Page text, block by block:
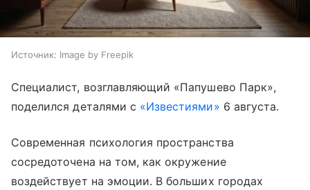
Источник: Image by Freepik
Специалист, возглавляющий «Папушево Парк»,
поделился деталями с «Известиями» 6 августа.
Современная психология пространства
сосредоточена на том, как окружение
воздействует на эмоции. В больших городах